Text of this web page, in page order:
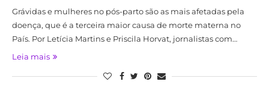
Grávidas e mulheres no pós-parto são as mais afetadas pela
doença, que é a terceira maior causa de morte materna no
País. Por Letícia Martins e Priscila Horvat, jornalistas com…
Leia mais